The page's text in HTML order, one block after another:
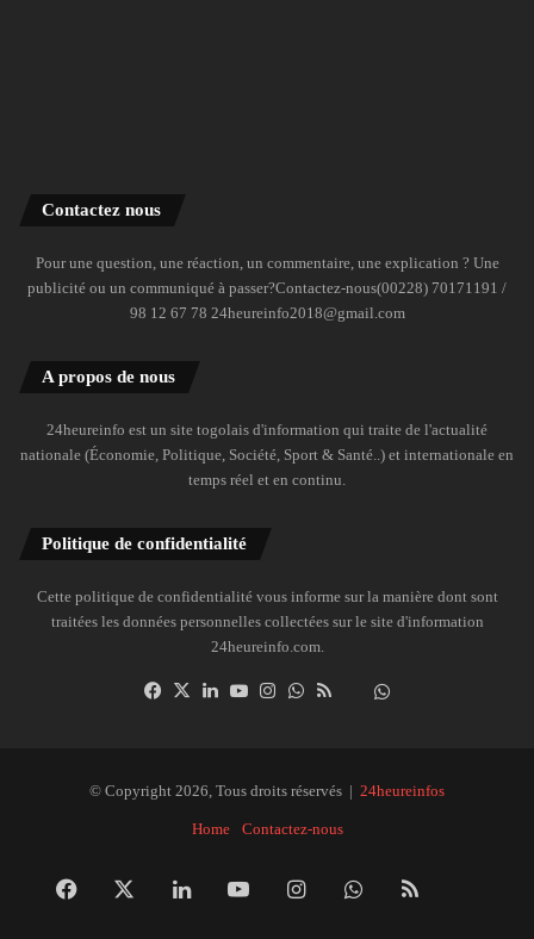
Contactez nous
Pour une question, une réaction, un commentaire, une explication ? Une
publicité ou un communiqué à passer?Contactez-nous(00228) 70171191 /
98 12 67 78 24heureinfo2018@gmail.com
A propos de nous
24heureinfo est un site togolais d'information qui traite de l'actualité
nationale (Économie, Politique, Société, Sport & Santé..) et internationale en
temps réel et en continu.
Politique de confidentialité
Cette politique de confidentialité vous informe sur la manière dont sont
traitées les données personnelles collectées sur le site d'information
24heureinfo.com.
Facebook
X LinkedinYouTubeInstagramWhatsAppDailymotion
© Copyright 2026, Tous droits réservés | 24heureinfos
Home Contactez-nous
Facebook LinkedinYouTubeInstagramWhatsApp
RSS